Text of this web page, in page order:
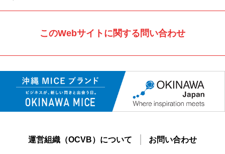
このWebサイトに関する問い合わせ
運営組織（OCVB）について お問い合わせ